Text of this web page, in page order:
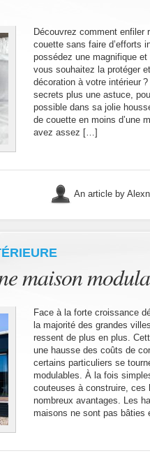
Découvrez comment enfiler
couette sans faire d’efforts
possédez une magnifique
vous souhaitez la protéger
décoration à votre intérieur
secrets plus une astuce,
possible dans sa jolie
de couette en moins d’une
avez assez […]
An article by
maison
Face à la forte croissance
la majorité des grandes
ressent de plus en plus.
une hausse des coûts de
certains particuliers se
modulables. À la fois
couteuses à construire, ces
nombreux avantages. Les
maisons ne sont pas